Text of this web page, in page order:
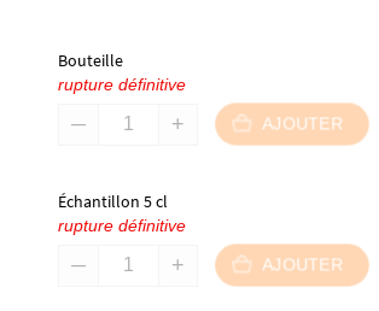
Bouteille
rupture définitive
AJOUTER
Échantillon 5 cl
rupture définitive
AJOUTER